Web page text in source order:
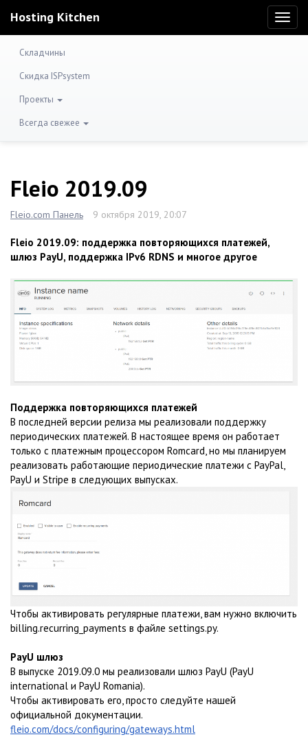
Hosting Kitchen
Складчины
Скидка ISPsystem
Проекты
Всегда свежее
Fleio 2019.09
Fleio.com Панель 9 октября 2019, 20:07
Fleio 2019.09: поддержка повторяющихся платежей,
шлюз PayU, поддержка IPv6 RDNS и многое другое
Поддержка повторяющихся платежей
В последней версии релиза мы реализовали поддержку
периодических платежей. В настоящее время он работает
только с платежным процессором Romcard, но мы планируем
реализовать работающие периодические платежи с PayPal,
PayU и Stripe в следующих выпусках.
Чтобы активировать регулярные платежи, вам нужно включить
billing.recurring_payments в файле settings.py.
PayU шлюз
В выпуске 2019.09.0 мы реализовали шлюз PayU (PayU
international и PayU Romania).
Чтобы активировать его, просто следуйте нашей
официальной документации.
fleio.com/docs/configuring/gateways.html